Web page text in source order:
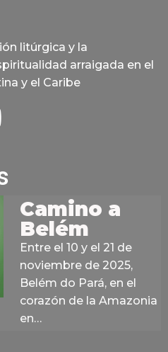
litúrgica y la
arraigada en el
y el Caribe
Camino a
Belém
Entre el 10 y el 21 de
noviembre de 2025,
Belém do Pará, en el
corazón de la Amazonia
en…